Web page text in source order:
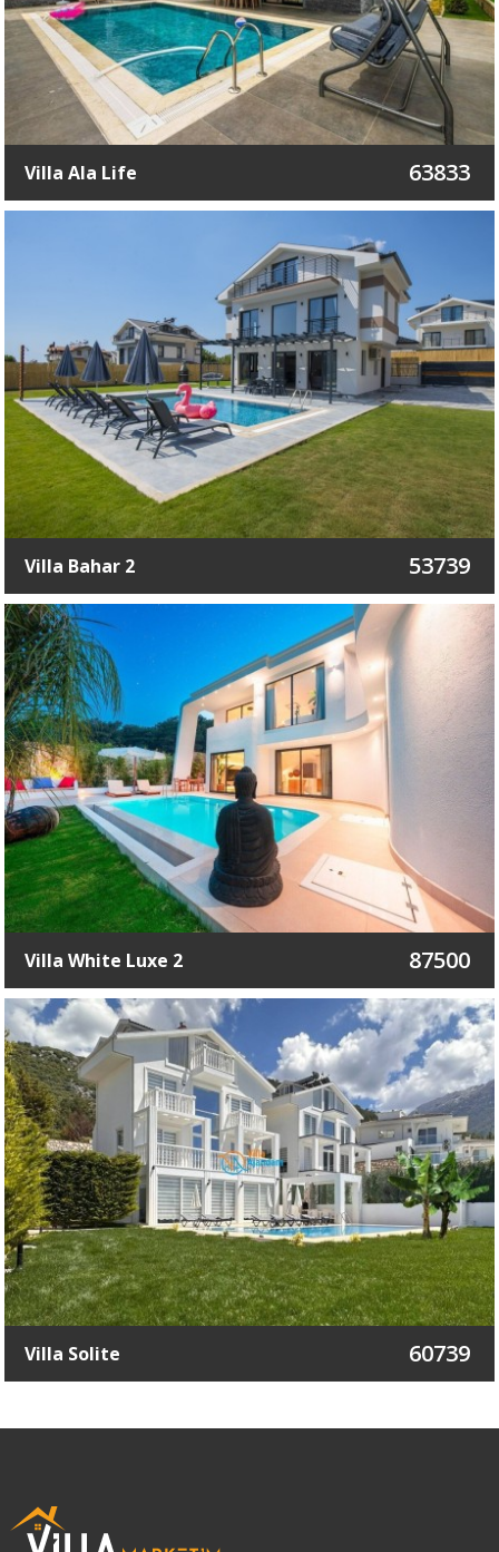
Villa Ala Life 63833
Villa Bahar 2 53739
Villa White Luxe 2 87500
Villa Solite 60739